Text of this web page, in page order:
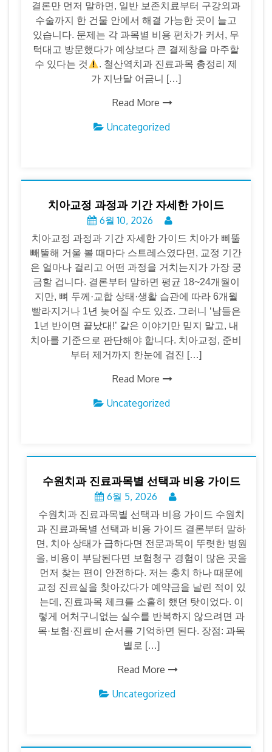
결론만 먼저 말하면, 일반 보존치료부터 구강외과
수술까지 한 건물 안에서 해결 가능한 곳이 늘고
있습니다. 문제는 각 과목별 비용 편차가 커서, 무
턱대고 방문했다가 예상보다 큰 결제창을 마주할
수 있다는 것
. 철산역치과 진료과목 총정리 제
가 지난달 어금니 […]
Read More
Uncategorized
치아교정 과정과 기간 자세한 가이드
6월 10, 2026
치아교정 과정과 기간 자세한 가이드 치아가 삐뚤
빼뚤해 거울 볼 때마다 스트레스였다면, 교정 기간
은 얼마나 걸리고 어떤 과정을 거치는지가 가장 궁
금할 겁니다. 결론부터 말하면 평균 18~24개월이
지만, 뼈 두께·교합 상태·생활 습관에 따라 6개월
빨라지거나 1년 늦어질 수도 있죠. 그러니 ‘남들은
1년 반이면 끝났대!’ 같은 이야기만 믿지 말고, 내
치아를 기준으로 판단해야 합니다. 치아교정, 준비
부터 제거까지 한눈에 검진 […]
Read More
Uncategorized
수원치과 진료과목별 선택과 비용 가이드
6월 5, 2026
수원치과 진료과목별 선택과 비용 가이드 수원치
과 진료과목별 선택과 비용 가이드 결론부터 말하
면, 치아 상태가 급하다면 전문과목이 뚜렷한 병원
을, 비용이 부담된다면 보험청구 경험이 많은 곳을
먼저 찾는 편이 안전하다. 저는 충치 하나 때문에
교정 진료실을 찾아갔다가 예약금을 날린 적이 있
는데, 진료과목 체크를 소홀히 했던 탓이었다. 이
렇게 어처구니없는 실수를 반복하지 않으려면 과
목·보험·진료비 순서를 기억하면 된다. 장점: 과목
별로 […]
Read More
Uncategorized